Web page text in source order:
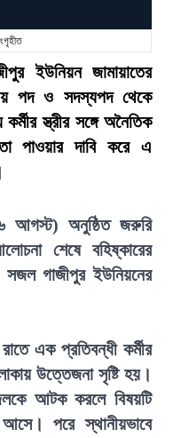
ইউনিয়ন জামায়াতের
পদ ও সদস্যপদ থেকে
স্ত্রীর সঙ্গে অনৈতিক
পাওয়ার দাবি করে এ
আগস্ট) অনুষ্ঠিত জরুরি
শেষে বহিষ্কারের
গাজীপুর ইউনিয়নের
এক প্রতিবন্ধী কর্মীর
উত্তেজনা সৃষ্টি হয়।
আটক করলে বিষয়টি
পরে স্থানীয়ভাবে